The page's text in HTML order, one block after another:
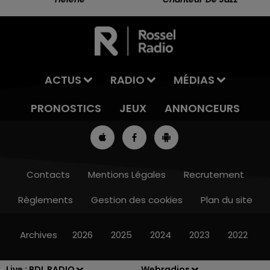
7h00 - 10h00
ACTUS RADIO
MÉDIAS
PRONOSTICS
JEUX ANNONCEURS
Contacts Mentions Légales
Recrutement
Règlements
Gestion des cookies Plan du site
Archives 2026 2025 2024 2023 2022